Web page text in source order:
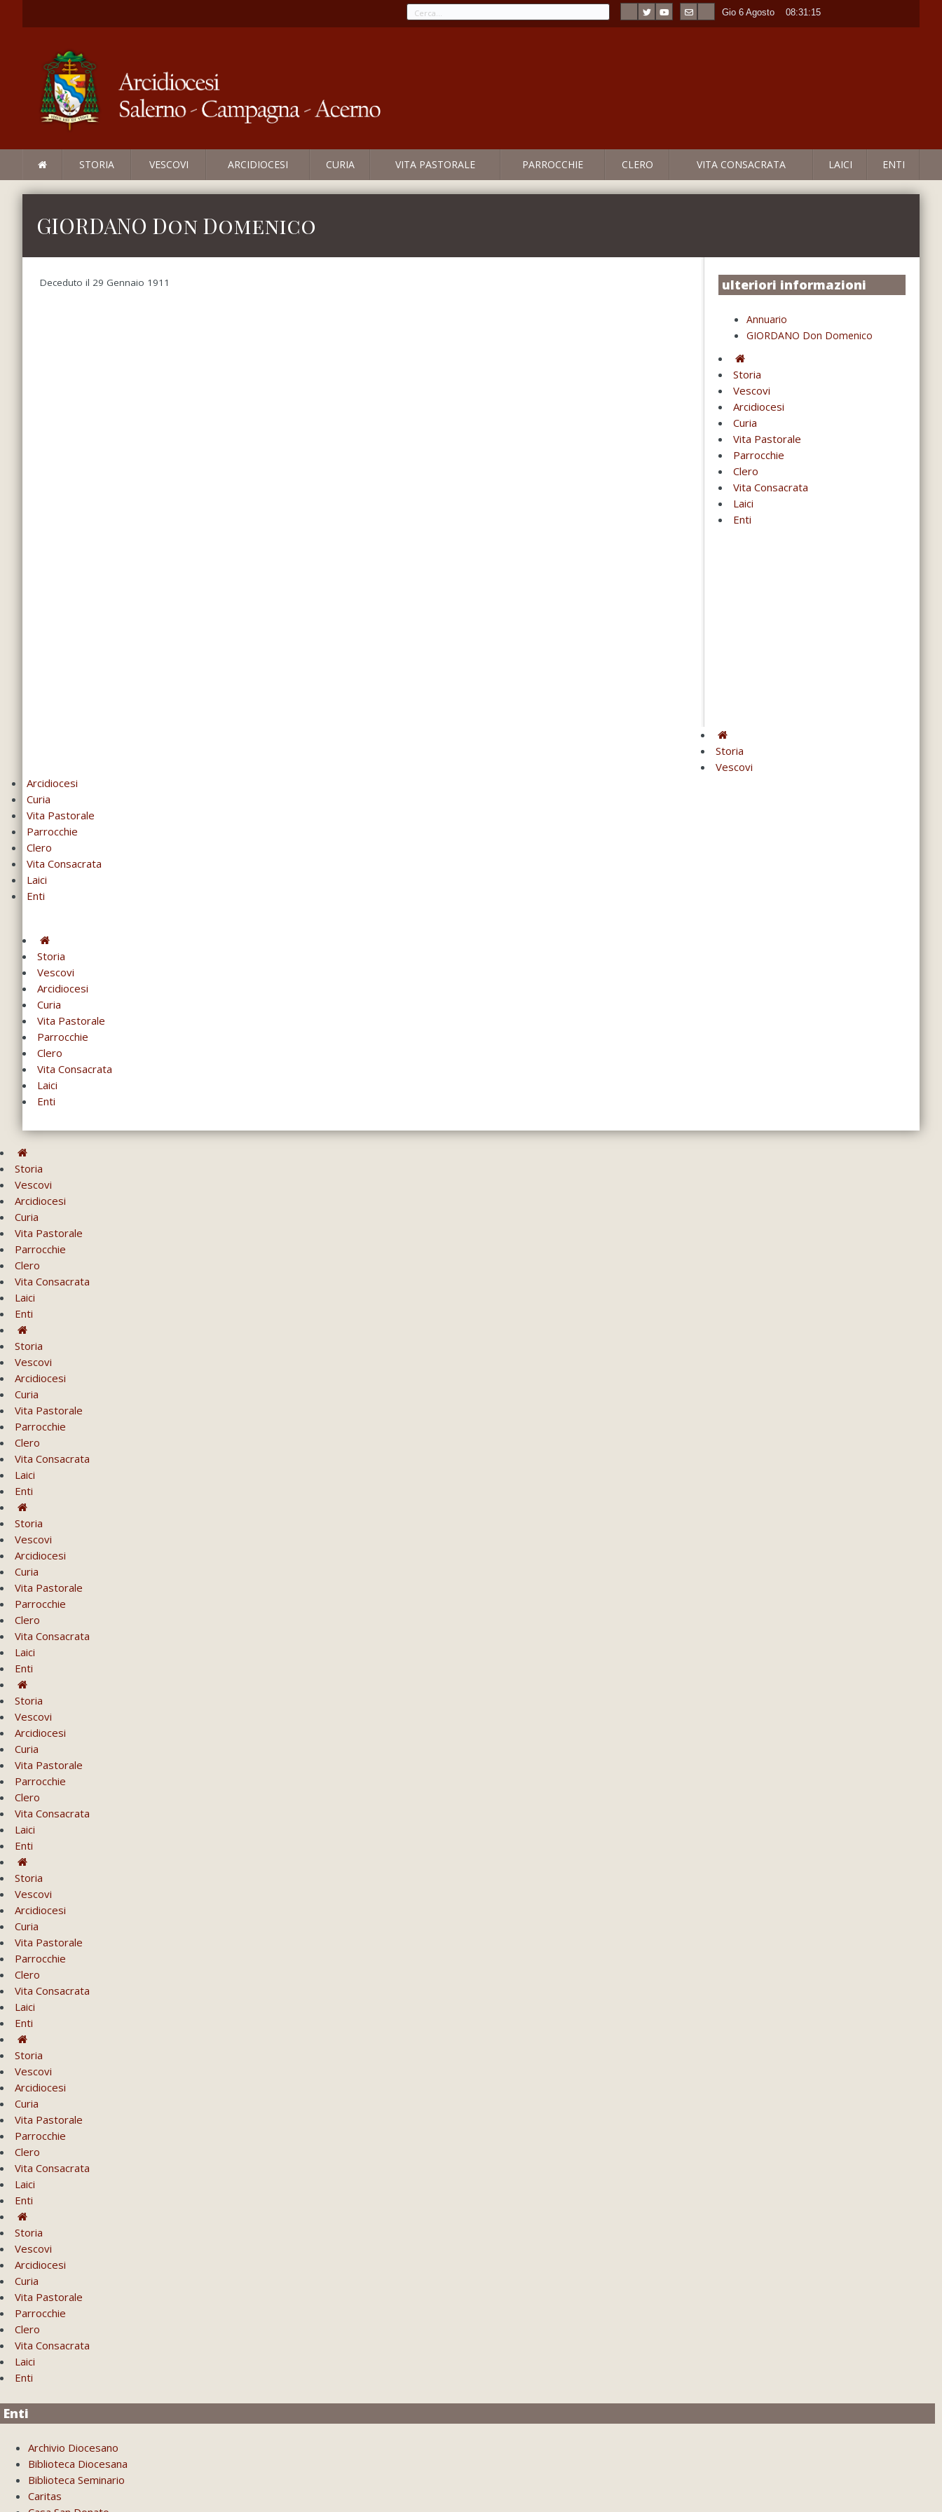
Gio 6 Agosto ----08:31:15
STORIA VESCOVI ARCIDIOCESI CURIA VITA PASTORALE PARROCCHIE CLERO VITA CONSACRATA LAICI ENTI
GIORDANO Don Domenico
Deceduto il 29 Gennaio 1911 ulteriori informazioni
Annuario
GIORDANO Don Domenico
Storia
Vescovi
Arcidiocesi
Curia
Vita Pastorale
Parrocchie
Clero
Vita Consacrata
Laici
Enti
Storia
Vescovi
Arcidiocesi
Curia
Vita Pastorale
Parrocchie
Clero
Vita Consacrata
Laici
Enti
Storia
Vescovi
Arcidiocesi
Curia
Vita Pastorale
Parrocchie
Clero
Vita Consacrata
Laici
Enti
Storia
Vescovi
Arcidiocesi
Curia
Vita Pastorale
Parrocchie
Clero
Vita Consacrata
Laici
Enti
Storia
Vescovi
Arcidiocesi
Curia
Vita Pastorale
Parrocchie
Clero
Vita Consacrata
Laici
Enti
Storia
Vescovi
Arcidiocesi
Curia
Vita Pastorale
Parrocchie
Clero
Vita Consacrata
Laici
Enti
Storia
Vescovi
Arcidiocesi
Curia
Vita Pastorale
Parrocchie
Clero
Vita Consacrata
Laici
Enti
Storia
Vescovi
Arcidiocesi
Curia
Vita Pastorale
Parrocchie
Clero
Vita Consacrata
Laici
Enti
Storia
Vescovi
Arcidiocesi
Curia
Vita Pastorale
Parrocchie
Clero
Vita Consacrata
Laici
Enti
Storia
Vescovi
Arcidiocesi
Curia
Vita Pastorale
Parrocchie
Clero
Vita Consacrata
Laici
Enti
Enti
Archivio Diocesano
Biblioteca Diocesana
Biblioteca Seminario
Caritas